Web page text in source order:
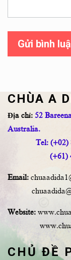
Gửi bình
CHÙA A
Địa chỉ: 52
Australia.
Tel: (+02)
(+61)
Email:
Website:
CHỦ ĐỀ